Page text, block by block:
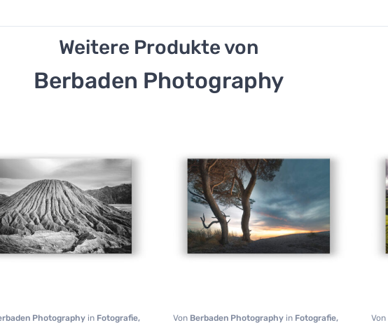
Weitere Produkte von
Berbaden Photography
Photography in Fotografie,
Von Berbaden Photography in Fotografie,
Von